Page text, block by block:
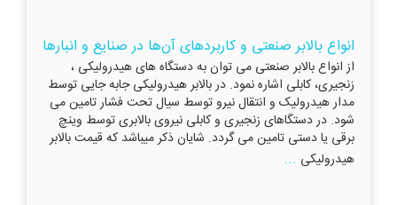
انواع بالابر صنعتی و کاربردهای آن‌ها در صنایع و انبارها
از انواع بالابر صنعتی می توان به دستگاه های هیدرولیکی ،
زنجیری، کابلی اشاره نمود. در بالابر هیدرولیکی جابه جایی توسط
مدار هیدرولیک و انتقال نیرو توسط سیال تحت فشار تامین می
شود. در دستگاهای زنجیری و کابلی نیروی بالابری توسط وینچ
برقی یا دستی تامین می گردد. شایان ذکر میباشد که قیمت بالابر
هیدرولیکی ...